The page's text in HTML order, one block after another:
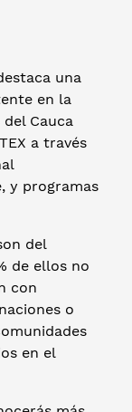
una
en la
Cauca
a través
y programas
del
de ellos no
con
o
en el